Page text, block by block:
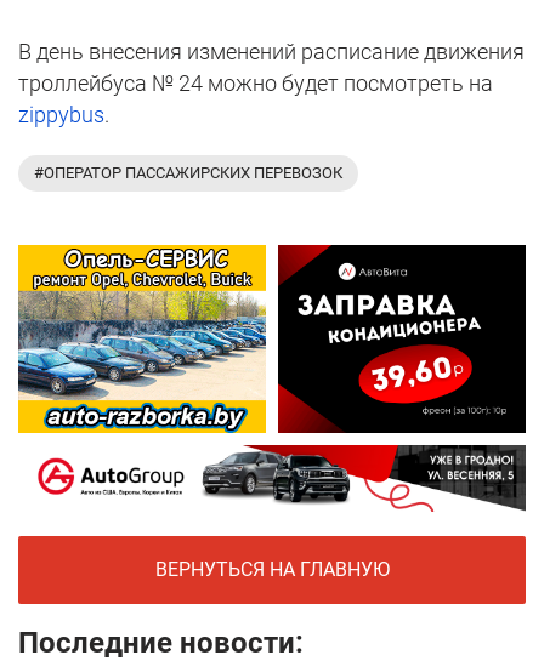
В день внесения изменений расписание движения
троллейбуса № 24 можно будет посмотреть на
zippybus.
#ОПЕРАТОР ПАССАЖИРСКИХ ПЕРЕВОЗОК
ВЕРНУТЬСЯ НА ГЛАВНУЮ
Последние новости: